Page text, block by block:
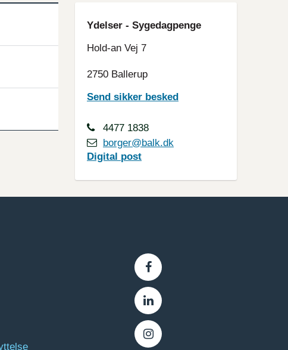
Ydelser - Sygedagpenge
Hold-an Vej 7
2750 Ballerup
Send sikker besked
4477 1838
borger@balk.dk
Digital post